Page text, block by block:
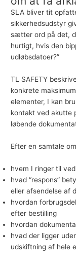
SLA bliver tit
sikkerhedsudstyr
sætter ord på det,
hurtigt, hvis den
udløbsdatoer?”
TL SAFETY
konkrete
elementer, I kan
kontakt ved akutte
løbende
Efter en samtale
hvem I ringer til
hvad “respons”
eller afsendelse af
hvordan
efter bestilling
hvordan
hvad der ligger
udskiftning af hele